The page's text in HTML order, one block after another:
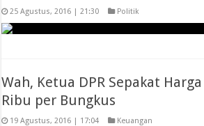
25 Agustus, 2016 | 21:30 Politik
Wah, Ketua DPR Sepakat
Ribu per Bungkus
19 Agustus, 2016 | 17:04 Keuangan